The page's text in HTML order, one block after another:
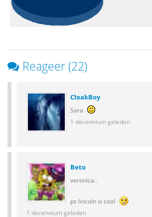
Reageer (22)
CloakBoy
Sara
1 decennium geleden
Beto
veronica..
ps lincoln is cool
1 decennium geleden